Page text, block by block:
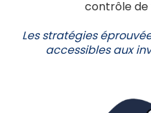
contrôle de
Les stratégies
accessibles aux